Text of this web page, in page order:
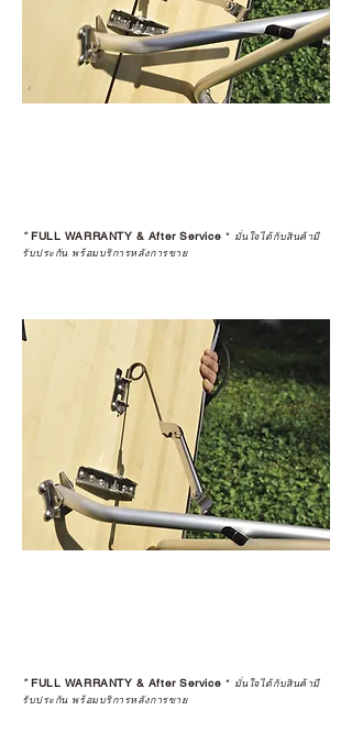
*FULL WARRANTY & After Service * มั่นใจได้กับสินค้ามี
รับประกัน พร้อมบริการหลังการขาย
*FULL WARRANTY & After Service * มั่นใจได้กับสินค้ามี
รับประกัน พร้อมบริการหลังการขาย